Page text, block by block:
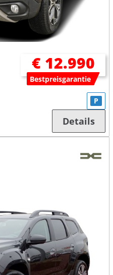
€ 12.990
Bestpreisgarantie
P
Details